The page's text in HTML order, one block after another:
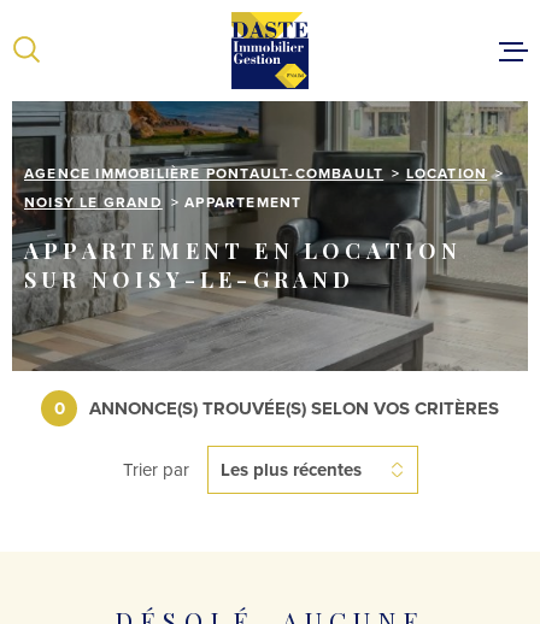
recherche
au
principal
au
ACCUEIL
VENTES
LOCATIONS
ESTIMER
NOTRE
CONTACT
AGENCE IMMOBILIÈRE PONTAULT-COMBAULT
LOCATION
NOISY LE GRAND
APPARTEMENT
APPARTEMENT EN LOCATION
SUR NOISY-LE-GRAND
0 ANNONCE(S) TROUVÉE(S) SELON VOS CRITÈRES
Trier par Les plus récentes